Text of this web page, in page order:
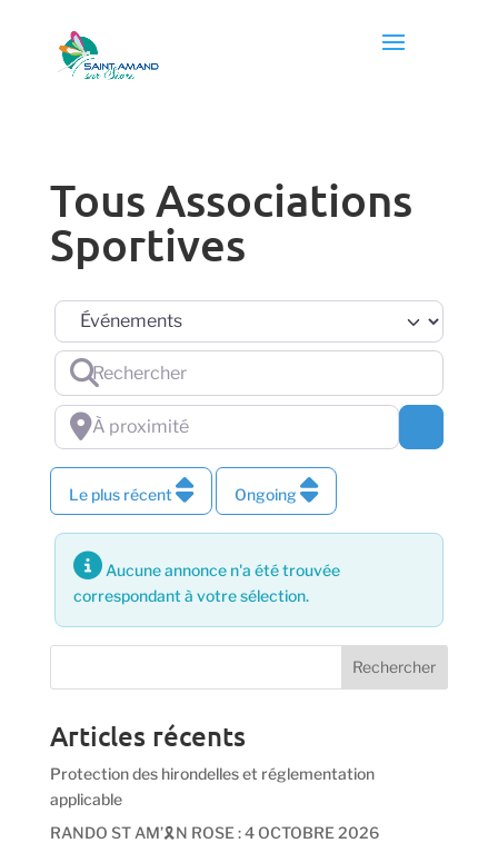
Tous Associations
Sportives
Sélectionnez le type de recherche
Rechercher
À proximité
Le plus récent Ongoing
Aucune annonce n'a été trouvée
correspondant à votre sélection.
Articles récents
Protection des hirondelles et réglementation
applicable
RANDO ST AM’🎗️N ROSE : 4 OCTOBRE 2026